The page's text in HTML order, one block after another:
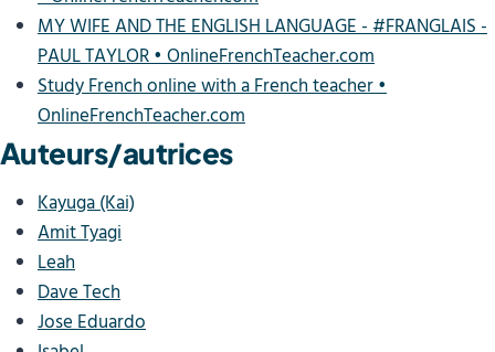
MY WIFE AND THE ENGLISH LANGUAGE - #FRANGLAIS -
PAUL TAYLOR • OnlineFrenchTeacher.com
Study French online with a French teacher •
OnlineFrenchTeacher.com
Auteurs/autrices
Kayuga (Kai)
Amit Tyagi
Leah
Dave Tech
Jose Eduardo